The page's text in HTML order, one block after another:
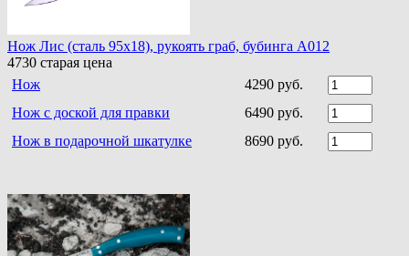
Нож Лис (сталь 95х18), рукоять граб, бубинга A012
4730 старая цена
Нож
4290 руб.
Нож с доской для правки
6490 руб.
Нож в подарочной шкатулке
8690 руб.